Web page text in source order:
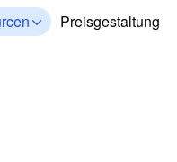
Preisgestaltung